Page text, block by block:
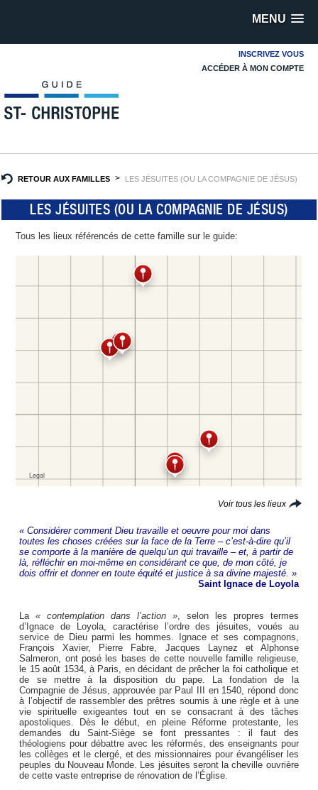
MENU
INSCRIVEZ VOUS
ACCÉDER À MON COMPTE
RETOUR AUX FAMILLES LES JÉSUITES (OU LA COMPAGNIE DE JÉSUS)
LES JÉSUITES (OU LA COMPAGNIE DE JÉSUS)
Tous les lieux référencés de cette famille sur le guide:
Voir tous les lieux
« Considérer comment Dieu travaille et oeuvre pour moi dans
toutes les choses créées sur la face de la Terre – c’est-à-dire qu’il
se comporte à la manière de quelqu’un qui travaille – et, à partir de
là, réfléchir en moi-même en considérant ce que, de mon côté, je
dois offrir et donner en toute équité et justice à sa divine majesté. »
Saint Ignace de Loyola
La« contemplation dans l’action », selon les propres termes
d’Ignace de Loyola, caractérise l’ordre des jésuites, voués au
service de Dieu parmi les hommes. Ignace et ses compagnons,
François Xavier, Pierre Fabre, Jacques Laynez et Alphonse
Salmeron, ont posé les bases de cette nouvelle famille religieuse,
le 15 août 1534, à Paris, en décidant de prêcher la foi catholique et
de se mettre à la disposition du pape. La fondation de la
Compagnie de Jésus, approuvée par Paul III en 1540, répond donc
à l’objectif de rassembler des prêtres soumis à une règle et à une
vie spirituelle exigeantes tout en se consacrant à des tâches
apostoliques. Dès le début, en pleine Réforme protestante, les
demandes du Saint-Siège se font pressantes : il faut des
théologiens pour débattre avec les réformés, des enseignants pour
les collèges et le clergé, et des missionnaires pour évangéliser les
peuples du Nouveau Monde. Les jésuites seront la cheville ouvrière
de cette vaste entreprise de rénovation de l’Église.